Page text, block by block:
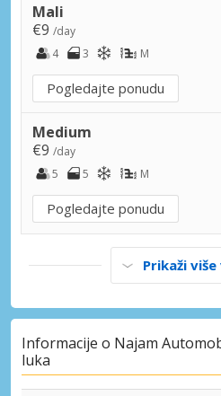
Mali
€9 /day
4
3 M
Pogledajte ponudu
Medium
€9 /day
5
5 M
Pogledajte ponudu
Prikaži
Informacije o Najam
luka